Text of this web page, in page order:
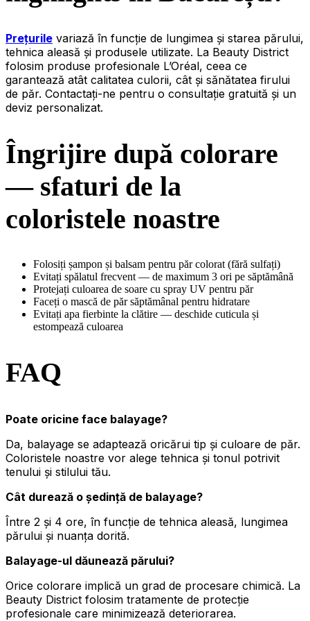
Prețurile variază în funcție de lungimea și starea părului,
tehnica aleasă și produsele utilizate. La Beauty District
folosim produse profesionale L’Oréal, ceea ce
garantează atât calitatea culorii, cât și sănătatea firului
de păr. Contactați-ne pentru o consultație gratuită și un
deviz personalizat.
Îngrijire după colorare
— sfaturi de la
coloristele noastre
Folosiți șampon și balsam pentru păr colorat (fără sulfați)
Evitați spălatul frecvent — de maximum 3 ori pe săptămână
Protejați culoarea de soare cu spray UV pentru păr
Faceți o mască de păr săptămânal pentru hidratare
Evitați apa fierbinte la clătire — deschide cuticula și
estompează culoarea
FAQ
Poate oricine face balayage?
Da, balayage se adaptează oricărui tip și culoare de păr.
Coloristele noastre vor alege tehnica și tonul potrivit
tenului și stilului tău.
Cât durează o ședință de balayage?
Între 2 și 4 ore, în funcție de tehnica aleasă, lungimea
părului și nuanța dorită.
Balayage-ul dăunează părului?
Orice colorare implică un grad de procesare chimică. La
Beauty District folosim tratamente de protecție
profesionale care minimizează deteriorarea.